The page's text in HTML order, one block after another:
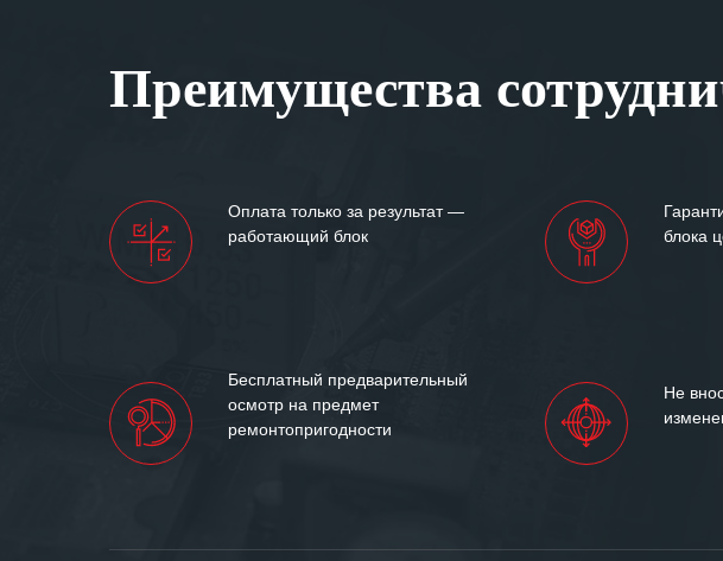
Мы высоко ценим сложившиеся между
«555» долгих лет успеха и процветания.
Преимущества
Оплата только за результат —
работающий блок
блока
Бесплатный предварительный
осмотр на предмет
ремонтопригодности
Не